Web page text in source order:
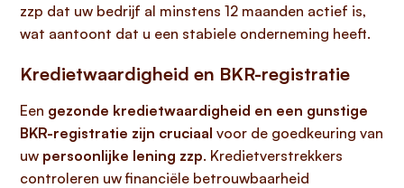
zzp dat uw bedrijf al minstens 12 maanden actief is,
wat aantoont dat u een stabiele onderneming heeft.
Kredietwaardigheid en BKR-registratie
Een gezonde kredietwaardigheid en een gunstige
BKR-registratie zijn cruciaal voor de goedkeuring van
uw persoonlijke lening zzp. Kredietverstrekkers
controleren uw financiële betrouwbaarheid